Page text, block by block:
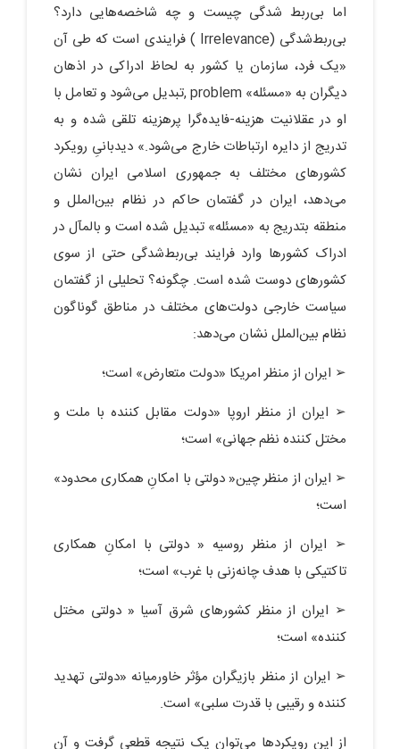
اما بی‌ربط شدگی چیست و چه شاخصه‌هایی دارد؟
بی‌ربط‌شدگی (Irrelevance ) فرایندی است که طی آن
«یک فرد، سازمان یا کشور به لحاظ ادراکی در اذهان
دیگران به «مسئله» problem ,تبدیل می‌شود و تعامل با
او در عقلانیت هزینه-فایده‌گرا پرهزینه تلقی شده و به
تدریج از دایره ارتباطات خارج می‌شود.» دیدبانیِ رویکرد
کشورهای مختلف به جمهوری اسلامی ایران نشان
می‌دهد، ایران در گفتمان حاکم در نظام بین‌الملل و
منطقه بتدریج به «مسئله» تبدیل شده است و بالمآل در
ادراک کشورها وارد فرایند بی‌ربط‌شدگی حتی از سوی
کشورهای دوست شده است. چگونه؟ تحلیلی از گفتمان
سیاست خارجی دولت‌های مختلف در مناطق گوناگون
نظام بین‌الملل نشان می‌دهد:
➢ ایران از منظر امریکا «دولت متعارض» است؛
➢ ایران از منظر اروپا «دولت مقابل کننده با ملت و
مختل کننده نظم جهانی» است؛
➢ ایران از منظر چین« دولتی با امکانِ همکاری محدود»
است؛
➢ ایران از منظر روسیه « دولتی با امکانِ همکاری
تاکتیکی با هدف چانه‌زنی با غرب» است؛
➢ ایران از منظر کشورهای شرق آسیا « دولتی مختل
کننده» است؛
➢ ایران از منظر بازیگران مؤثر خاورمیانه «دولتی تهدید
کننده و رقیبی با قدرت سلبی» است.
از این رویکردها می‌توان یک نتیجه قطعی گرفت و آن